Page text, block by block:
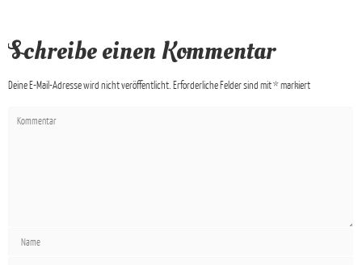
Schreibe einen Kommentar
Deine E-Mail-Adresse wird nicht veröffentlicht. Erforderliche Felder sind mit*markiert